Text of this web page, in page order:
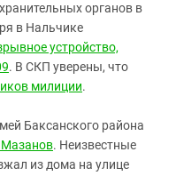
органов в
в Нальчике
устройство,
. В СКП уверены, что
милиции.
Баксанского района
. Неизвестные
из дома на улице